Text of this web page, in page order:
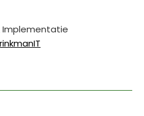
Implementatie